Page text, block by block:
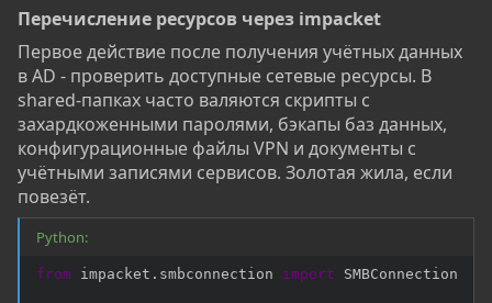
Перечисление ресурсов через impacket​
Первое действие после получения учётных данных
в AD - проверить доступные сетевые ресурсы. В
shared-папках часто валяются скрипты с
захардкоженными паролями, бэкапы баз данных,
конфигурационные файлы VPN и документы с
учётными записями сервисов. Золотая жила, если
повезёт.
Python:
from impacket . smbconnection import SMBConnection